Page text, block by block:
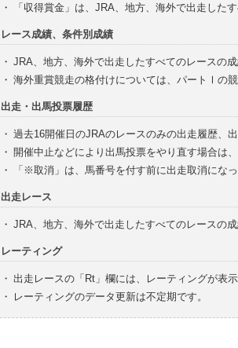
・
「収得賞金」は、JRA、地方、海外で出走した
レース成績、条件別成績
・ JRA、地方、海外で出走したすべてのレースの
・ 海外重賞競走の格付けについては、パートⅠの
出走・出馬投票履歴
・ 過去16開催日のJRAのレースのみの出走履歴、
・ 開催中止などにより出馬投票をやり直す場合は
・
「※取消」は、馬番号を付す前に出走取消にな
出走レース
・ JRA、地方、海外で出走したすべてのレースの
レーティング
・ 出走レースの「Rt」欄には、レーティングが表
・
レーティングのデータ更新は不定期です。